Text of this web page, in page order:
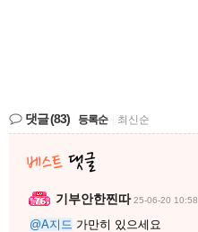
댓글(83) 등록순 최신순
기부안한찐따 25-06-20 10:58
@A지드 가만히 있으세요